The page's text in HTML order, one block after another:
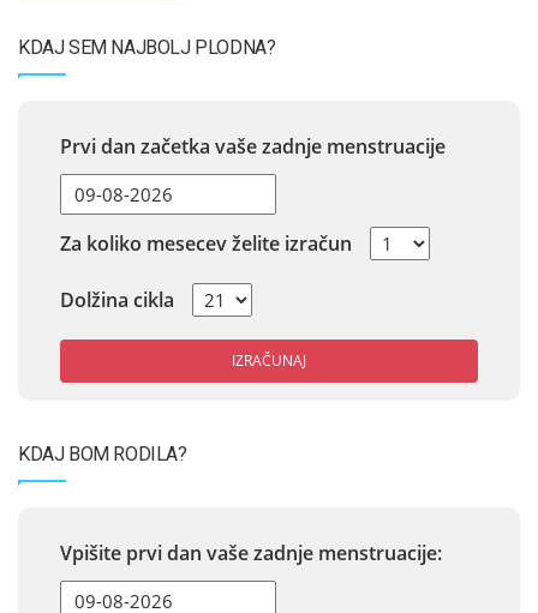
KDAJ SEM NAJBOLJ PLODNA?
Prvi dan začetka vaše zadnje menstruacije
Za koliko mesecev želite izračun
Dolžina cikla
IZRAČUNAJ
KDAJ BOM RODILA?
Vpišite prvi dan vaše zadnje menstruacije: